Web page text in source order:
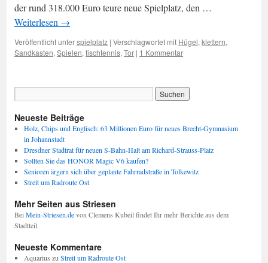
der rund 318.000 Euro teure neue Spielplatz, den …
Weiterlesen →
Veröffentlicht unterspielplatz | Verschlagwortet mit Hügel, klettern,
Sandkasten, Spielen, tischtennis, Tor | 1 Kommentar
Neueste Beiträge
Holz, Chips und Englisch: 63 Millionen Euro für neues Brecht-Gymnasium
in Johannstadt
Dresdner Stadtrat für neuen S-Bahn-Halt am Richard-Strauss-Platz
Sollten Sie das HONOR Magic V6 kaufen?
Senioren ärgern sich über geplante Fahrradstraße in Tolkewitz
Streit um Radroute Ost
Mehr Seiten aus Striesen
Bei Mein-Striesen.devon Clemens Kubeil findet Ihr mehr Berichte aus dem
Stadtteil.
Neueste Kommentare
Aquarius zu Streit um Radroute Ost